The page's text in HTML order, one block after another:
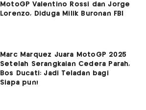
MotoGP Valentino Rossi dan Jorge
Lorenzo, Diduga Milik Buronan FBI
Marc Marquez Juara MotoGP 2025
Setelah Serangkaian Cedera Parah,
Bos Ducati: Jadi Teladan bagi
Siapa pun!